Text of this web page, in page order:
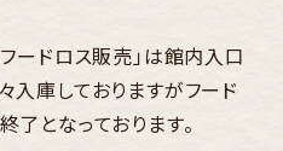
ードロス販売」は館内入口
入庫しておりますがフード
となっております。